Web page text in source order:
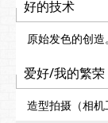
好的技术
原始发色的创
爱好/我的繁荣
造型拍摄（相